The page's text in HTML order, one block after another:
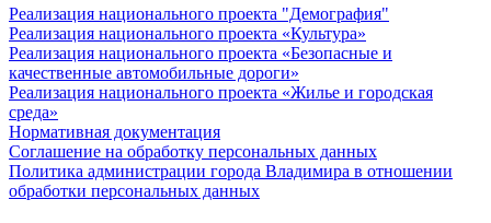
Реализация национального проекта "Демография"
Реализация национального проекта «Культура»
Реализация национального проекта «Безопасные и
качественные автомобильные дороги»
Реализация национального проекта «Жилье и городская
среда»
Нормативная документация
Соглашение на обработку персональных данных
Политика администрации города Владимира в отношении
обработки персональных данных